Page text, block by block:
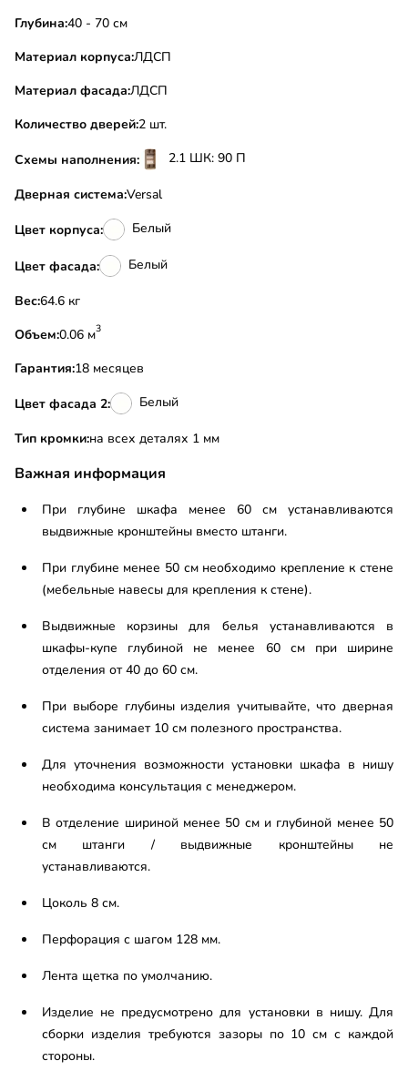
Глубина:40 - 70 см
Материал корпуса:ЛДСП
Материал фасада:ЛДСП
Количество дверей:2 шт.
Схемы наполнения: 2.1 ШК: 90 П
Дверная система:Versal
Цвет корпуса: Белый
Цвет фасада: Белый
Вес:
64.6 кг
Объем:
0.06 м3
Гарантия:18 месяцев
Цвет фасада 2: Белый
Тип кромки:на всех деталях 1 мм
Важная информация
При глубине шкафа менее 60 см устанавливаются
выдвижные кронштейны вместо штанги.
При глубине менее 50 см необходимо крепление к стене
(мебельные навесы для крепления к стене).
Выдвижные корзины для белья устанавливаются в
шкафы-купе глубиной не менее 60 см при ширине
отделения от 40 до 60 см.
При выборе глубины изделия учитывайте, что дверная
система занимает 10 см полезного пространства.
Для уточнения возможности установки шкафа в нишу
необходима консультация с менеджером.
В отделение шириной менее 50 см и глубиной менее 50
см штанги / выдвижные кронштейны не
устанавливаются.
Цоколь 8 см.
Перфорация с шагом 128 мм.
Лента щетка по умолчанию.
Изделие не предусмотрено для установки в нишу. Для
сборки изделия требуются зазоры по 10 см с каждой
стороны.